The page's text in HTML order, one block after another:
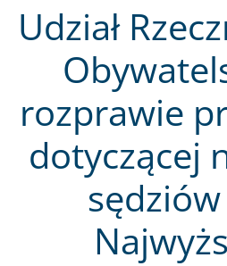
Udział
rozprawie
dotyczącej